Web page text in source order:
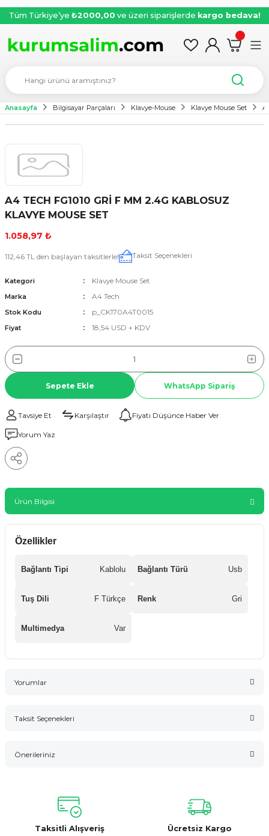
Tüm Türkiye’ye ₺2000,00 ve üzeri siparişlerde kargo bedava!
Anasayfa Bilgisayar Parçaları Klavye-Mouse Klavye Mouse Set
A4 TECH FG1010 GRİ F MM 2.4G KABLOSUZ
KLAVYE MOUSE SET
1.058,97 ₺
112,46 TL den başlayan taksitlerle! Taksit Seçenekleri
Kategori Klavye Mouse Set
Marka A4 Tech
Stok Kodu p_CK170A4T0015
Fiyat 18,54 USD + KDV
Sepete Ekle WhatsApp Sipariş
Tavsiye Et Karşılaştır Fiyatı Düşünce Haber Ver
Yorum Yaz
Ürün Bilgisi
Özellikler
Bağlantı Tipi Kablolu Bağlantı Türü Usb
Tuş Dili F Türkçe Renk Gri
Multimedya Var
Yorumlar
Taksit Seçenekleri
Önerileriniz
konularda yetersiz gördüğünüz noktaları öneri formunu
kullanarak tarafımıza iletebilirsiniz.
Görüş ve önerileriniz için teşekkür ederiz.
Taksitli Alışveriş
Ücretsiz Kargo